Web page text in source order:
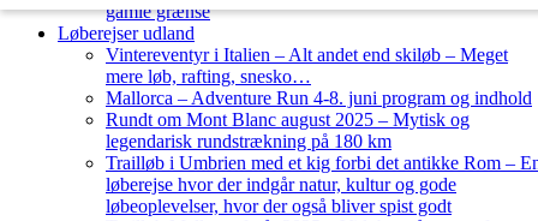
gamle grænse
Løberejser udland
Vintereventyr i Italien – Alt andet end skiløb – Meget
mere løb, rafting, snesko…
Mallorca – Adventure Run 4-8. juni program og indhold
Rundt om Mont Blanc august 2025 – Mytisk og
legendarisk rundstrækning på 180 km
Trailløb i Umbrien med et kig forbi det antikke Rom –
løberejse hvor der indgår natur, kultur og gode
løbeoplevelser, hvor der også bliver spist godt